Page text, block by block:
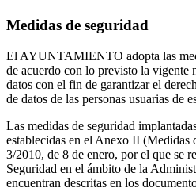
Medidas de seguridad
El AYUNTAMIENTO adopta las
de acuerdo con lo previsto la vigente
datos con el fin de garantizar el
de datos de las personas usuarias de
Las medidas de seguridad
establecidas en el Anexo II (Medidas
3/2010, de 8 de enero, por el que se
Seguridad en el ámbito de la
encuentran descritas en los